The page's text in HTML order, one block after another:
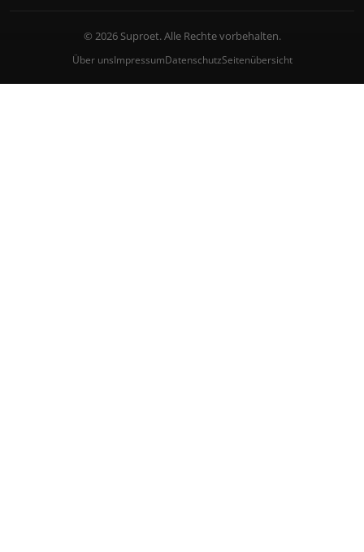
© 2026 Suproet. Alle Rechte vorbehalten.
Über unsImpressumDatenschutzSeitenübersicht